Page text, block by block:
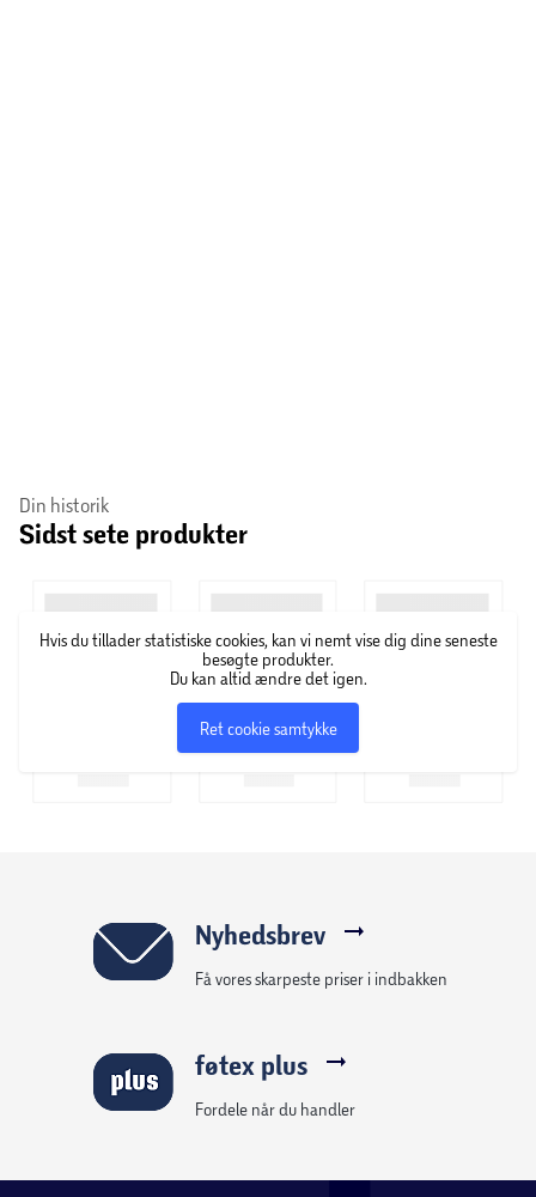
Din historik
Sidst sete produkter
Hvis du tillader statistiske cookies, kan vi nemt vise dig dine seneste
besøgte produkter.
Du kan altid ændre det igen.
Ret cookie samtykke
Nyhedsbrev
Få vores skarpeste priser i indbakken
føtex plus
Fordele når du handler